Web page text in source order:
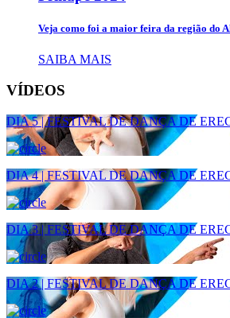
Veja como foi a maior feira da região do
SAIBA MAIS
VÍDEOS
DIA 5 | FESTIVAL DE DANÇA DE
DIA 4 | FESTIVAL DE DANÇA DE
DIA 3 | FESTIVAL DE DANÇA DE
DIA 2 | FESTIVAL DE DANÇA DE